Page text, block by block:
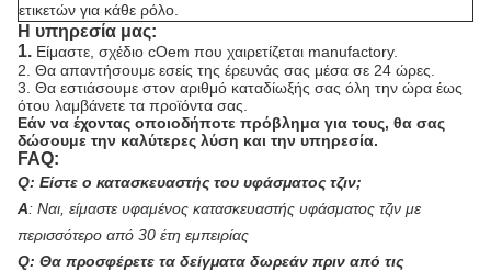
ετικετών για κάθε ρόλο.
Η υπηρεσία μας:
1. Είμαστε, σχέδιο cOem που χαιρετίζεται manufactory.
2. Θα απαντήσουμε εσείς της έρευνάς σας μέσα σε 24 ώρες.
3. Θα εστιάσουμε στον αριθμό καταδίωξής σας όλη την ώρα έως
ότου λαμβάνετε τα προϊόντα σας.
Εάν να έχοντας οποιοδήποτε πρόβλημα για τους, θα σας
δώσουμε την καλύτερες λύση και την υπηρεσία.
FAQ:
Q: Είστε ο κατασκευαστής του υφάσματος τζιν;
Α: Ναι, είμαστε υφαμένος κατασκευαστής υφάσματος τζιν με
περισσότερο από 30 έτη εμπειρίας
Q: Θα προσφέρετε τα δείγματα δωρεάν πριν από τις